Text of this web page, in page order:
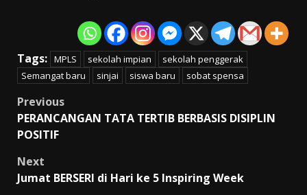
Tags: MPLS sekolah impian
sekolah penggerak
Semangat baru
sinjai siswa baru sobat spensa
Post
navigation
Previous
PERANCANGAN TATA TERTIB BERBASIS DISIPLIN
POSITIF
Next
Jumat BERSERI di Hari ke 5 Inspiring Week